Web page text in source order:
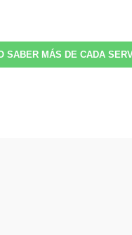
SABER MÁS DE CADA